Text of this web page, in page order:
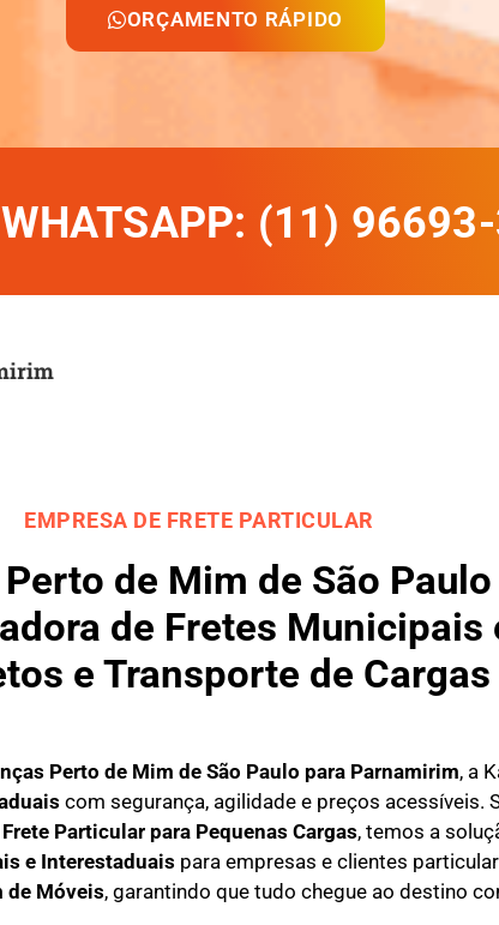
ORÇAMENTO RÁPIDO
WHATSAPP: (11)
EMPRESA DE FRETE PARTICULAR
de Mim de São
de Fretes Municipais
e Transporte de Cargas
Perto de Mim de São Paulo para Parnamirim, a
com segurança, agilidade e preços acessíveis.
Frete Particular para Pequenas Cargas, temos a
e Interestaduais para empresas e clientes
de Móveis, garantindo que tudo chegue ao destino